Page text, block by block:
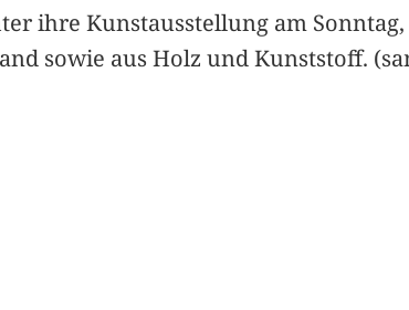
ihre Kunstausstellung am Sonntag,
sowie aus Holz und Kunststoff.